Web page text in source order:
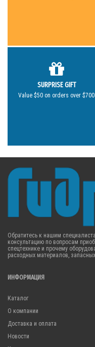
SURPRISE GIFT
Value $50 on orders over $700
Обратитесь к нашим
консультацию по вопросам
спецтехнике и прочему
расходных материалов,
ИНФОРМАЦИЯ
Каталог
О компании
Доставка и оплата
Новости